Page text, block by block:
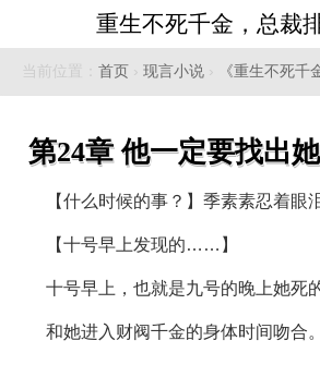
重生不死千金，总裁
当前位置： 首页 › 现言小说 › 《重生不死千
第24章 他一定要找出
【什么时候的事？】季素素忍着眼
【十号早上发现的……】
十号早上，也就是九号的晚上她死的
和她进入财阀千金的身体时间吻合。